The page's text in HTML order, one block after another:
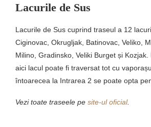
Lacurile de Sus
Lacurile de Sus cuprind traseul a 12
Ciginovac, Okrugljak, Batinovac, Veliko,
Milino, Gradinsko, Veliki Burget și
aici lacul poate fi traversat tot cu
întoarecea la Intrarea 2 se poate opta
Vezi toate traseele pe site-ul oficial.